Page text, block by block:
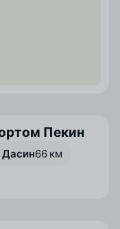
Пекин
66 км